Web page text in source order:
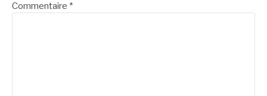
Commentaire *